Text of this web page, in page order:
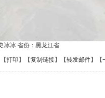
冰冰 省份：黑龙江省
【打印 】【复制链接】【转发邮件】